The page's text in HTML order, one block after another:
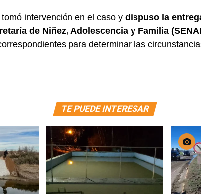
intervención en el caso y dispuso la
de Niñez, Adolescencia y Familia
para determinar las
TE PUEDE INTERESAR